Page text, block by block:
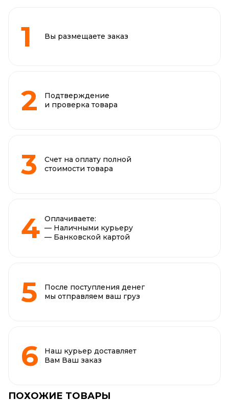
Вы размещаете заказ
Подтверждение
и проверка товара
Счет на оплату полной
стоимости товара
Оплачиваете:
— Наличными курьеру
— Банковской картой
После поступления денег
мы отправляем ваш груз
Наш курьер доставляет
Вам Ваш заказ
ПОХОЖИЕ ТОВАРЫ